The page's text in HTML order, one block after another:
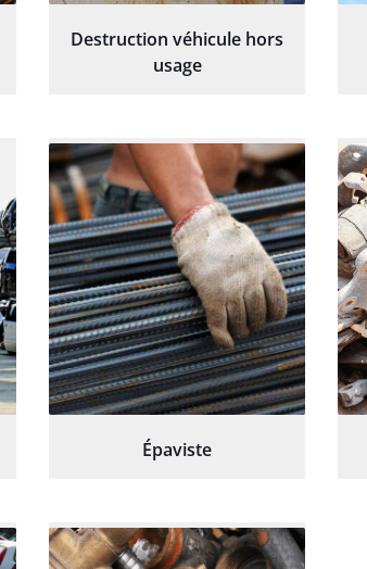
Destruction véhicule hors
usage
Épaviste